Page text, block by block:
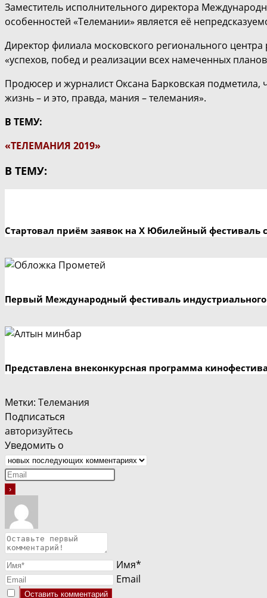
Заместитель исполнительного директора
особенностей «Телемании» является её
Директор филиала московского регионального
«успехов, побед и реализации всех намеченных
Продюсер и журналист Оксана Барковская
жизнь – и это, правда, мания – телемания».
В ТЕМУ:
«ТЕЛЕМАНИЯ 2019»
В ТЕМУ:
Стартовал приём заявок на X Юбилейный фестиваль
Первый Международный фестиваль
Представлена внеконкурсная программа
Метки: Телемания
Подписаться
авторизуйтесь
Уведомить о
Имя*
Email